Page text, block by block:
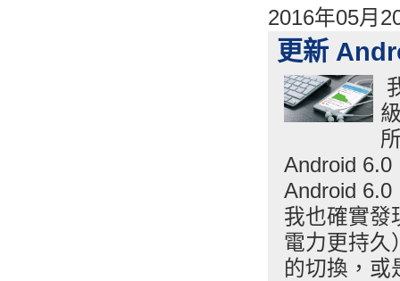
2016年05月
更新
Android 6.0
Android 6.0
我也確實發
電力更持久
的切換，或